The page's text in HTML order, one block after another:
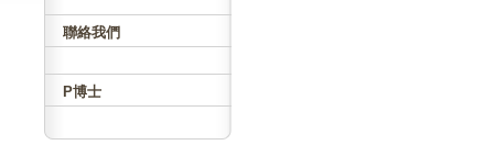
聯絡我們
P博士